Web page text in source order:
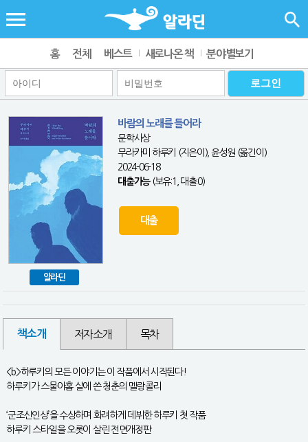
홈 전체 베스트 새로나온 책 분야별보기
알라딘
바람의 노래를 들어라
문학사상
무라카미 하루키 (지은이), 윤성원 (옮긴이)
2024-06-18
대출가능(보유:1, 대출:0)
대출
책소개 저자소개 목차
<b>하루키의 모든 이야기는 이 작품에서 시작된다!
하루키가 스물아홉 살에 쓴 청춘의 멜랑콜리
‘군조신인상’을 수상하며 화려하게 데뷔한 하루키 첫 작품
하루키 스타일을 오롯이 살린 전면개정판